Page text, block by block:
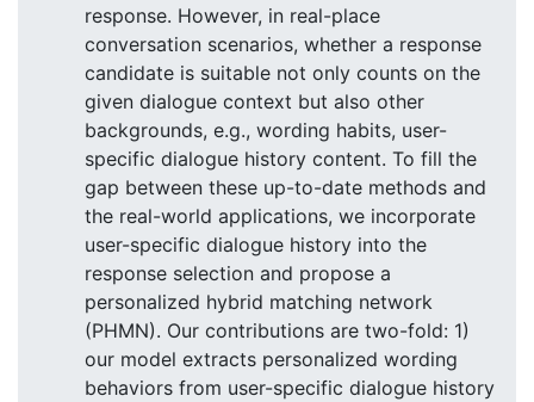
response. However, in real-place
conversation scenarios, whether a response
candidate is suitable not only counts on the
given dialogue context but also other
backgrounds, e.g., wording habits, user-
specific dialogue history content. To fill the
gap between these up-to-date methods and
the real-world applications, we incorporate
user-specific dialogue history into the
response selection and propose a
personalized hybrid matching network
(PHMN). Our contributions are two-fold: 1)
our model extracts personalized wording
behaviors from user-specific dialogue history